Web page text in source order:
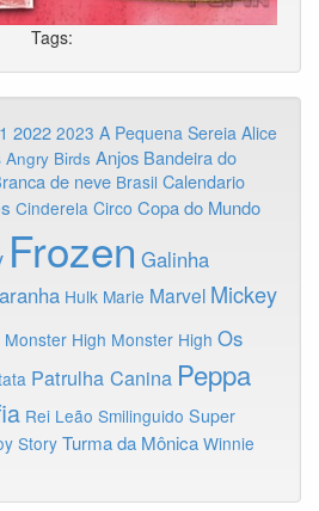
Tags:
2022 2023 A Pequena Sereia Alice
Angry Birds Anjos Bandeira do
de neve Brasil Calendario
Cinderela Circo Copa do Mundo
Frozen Galinha
Hulk Marie Marvel Mickey
Monster High Monster High Os
Patrulha Canina Peppa
Rei Leão Smilinguido Super
Story Turma da Mônica Winnie